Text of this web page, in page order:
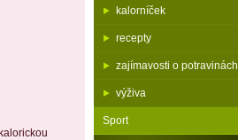
kalorníček
recepty
zajímavosti o potravinách
výživa
Sport